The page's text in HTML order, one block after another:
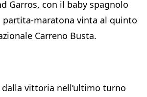
Garros, con il baby spagnolo
partita-maratona vinta al quinto
Carreno Busta.
dalla vittoria nell’ultimo turno